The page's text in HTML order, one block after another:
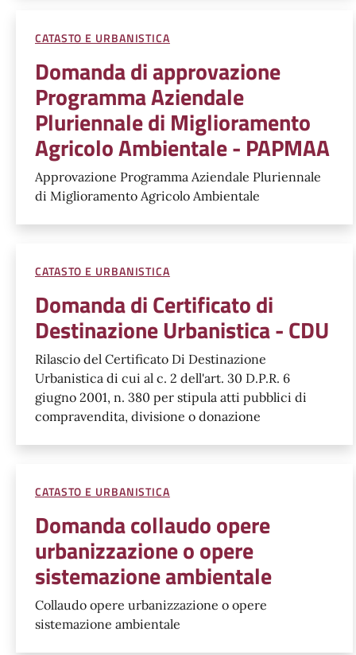
CATASTO E URBANISTICA
Domanda di approvazione
Programma Aziendale
Pluriennale di Miglioramento
Agricolo Ambientale - PAPMAA
Approvazione Programma Aziendale Pluriennale
di Miglioramento Agricolo Ambientale
CATASTO E URBANISTICA
Domanda di Certificato di
Destinazione Urbanistica - CDU
Rilascio del Certificato Di Destinazione
Urbanistica di cui al c. 2 dell'art. 30 D.P.R. 6
giugno 2001, n. 380 per stipula atti pubblici di
compravendita, divisione o donazione
CATASTO E URBANISTICA
Domanda collaudo opere
urbanizzazione o opere
sistemazione ambientale
Collaudo opere urbanizzazione o opere
sistemazione ambientale